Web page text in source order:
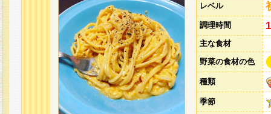
レベル
調理時間
主な食材
野菜の食材の色
種類
季節